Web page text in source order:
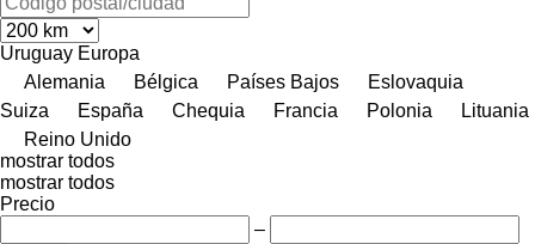
Uruguay Europa
Alemania
Bélgica Países Bajos
Eslovaquia
Suiza
España Chequia Francia Polonia
Lituania
Reino Unido
mostrar todos
mostrar todos
Precio
–